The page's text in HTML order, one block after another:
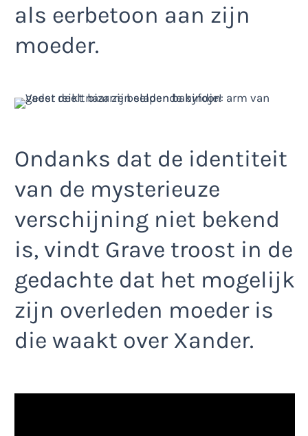
als eerbetoon aan zijn
moeder.
Ondanks dat de identiteit
van de mysterieuze
verschijning niet bekend
is, vindt Grave troost in de
gedachte dat het mogelijk
zijn overleden moeder is
die waakt over Xander.